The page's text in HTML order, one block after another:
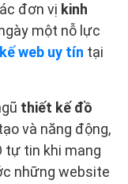
đơn vị kinh
một nỗ lực
web uy tín tại
thiết kế đồ
và năng động,
tự tin khi mang
những website